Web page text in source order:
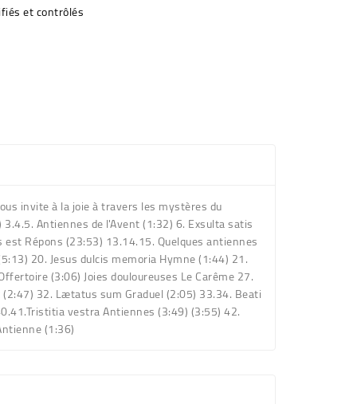
et contrôlés
invite à la joie à travers les mystères du
Antiennes de l'Avent (1:32) 6. Exsulta satis
Répons (23:53) 13.14.15. Quelques antiennes
20. Jesus dulcis memoria Hymne (1:44) 21.
(3:06) Joies douloureuses Le Carême 27.
32. Lætatus sum Graduel (2:05) 33.34. Beati
vestra Antiennes (3:49) (3:55) 42.
(1:36)